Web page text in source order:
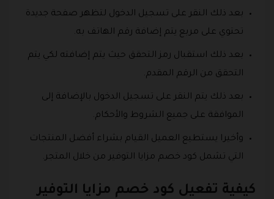
بعد ذلك النقر على تسجيل الدخول لتظهر صفحة جديدة
تحتوي على مربع يتم إضافة رقم الهاتف به.
بعد ذلك استقبال رمز التحقق حيث يتم إضافته لكي يتم
التحقق من الرقم المقدم.
بعد ذلك يتم النقر على تسجيل الدخول بالإضافة إلى
الموافقة على جميع الشروط والأحكام.
وأخيرا يستطيع العميل القيام بشراء أفضل المنتجات
التي تشمل كود خصم مزايا التوفير من خلال المتجر.
كيفية تفعيل كود خصم مزايا التوفير